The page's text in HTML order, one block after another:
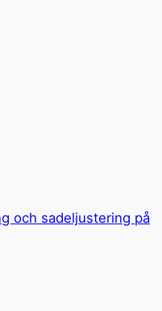
och sadeljustering på